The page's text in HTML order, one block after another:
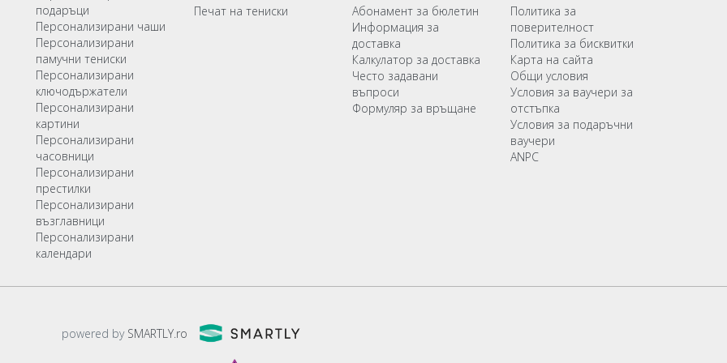
подаръци
Персонализирани чаши
Персонализирани
памучни тениски
Персонализирани
ключодържатели
Персонализирани
картини
Персонализирани
часовници
Персонализирани
престилки
Персонализирани
възглавници
Персонализирани
календари
Печат на тениски
Абонамент за бюлетин
Информация за
доставка
Калкулатор за доставка
Често задавани
въпроси
Формуляр за връщане
Политика за
поверителност
Политика за бисквитки
Карта на сайта
Общи условия
Условия за ваучери за
отстъпка
Условия за подаръчни
ваучери
ANPC
powered by SMARTLY.ro